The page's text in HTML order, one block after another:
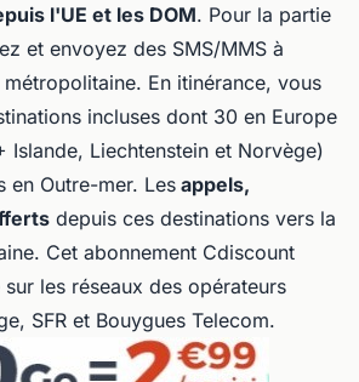
l'UE et les DOM. Pour la partie
et envoyez des SMS/MMS à
En itinérance, vous
incluses dont 30 en Europe
Islande, Liechtenstein et Norvège)
en Outre-mer. Les appels,
depuis ces destinations vers la
Cet abonnement Cdiscount
les réseaux des opérateurs
SFR et Bouygues Telecom.